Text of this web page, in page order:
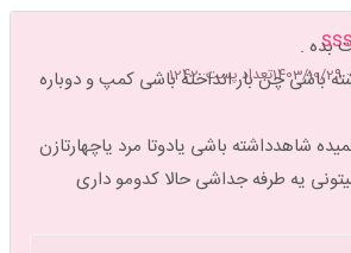
تعداد پست: 1242
بده .
باشی چن بار انداخته باشی کمپ و دوباره
شاهدداشته باشی یادوتا مرد یاچهارتازن
یه طرفه جداشی حالا کدومو داری